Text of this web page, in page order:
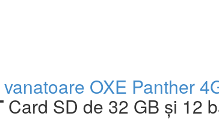
OXE Panther
Card SD de 32 GB și 12